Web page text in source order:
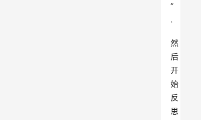
”
.
然
后
开
始
反
思